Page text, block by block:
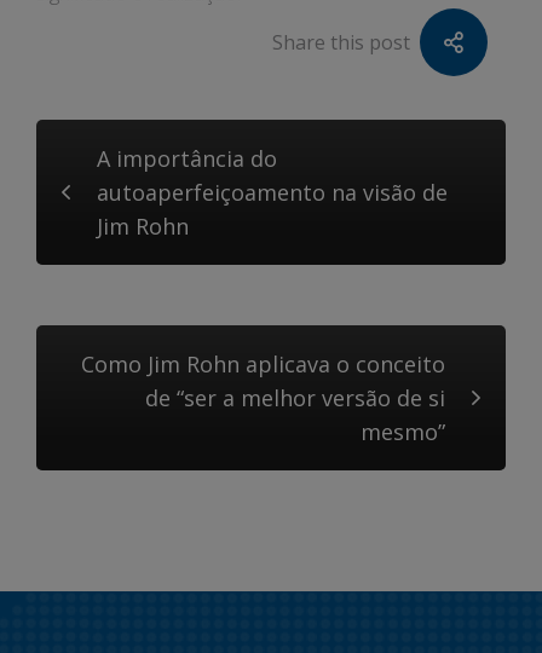
Share this post
A importância do
autoaperfeiçoamento na visão de
Jim Rohn
Como Jim Rohn aplicava o conceito
de “ser a melhor versão de si
mesmo”